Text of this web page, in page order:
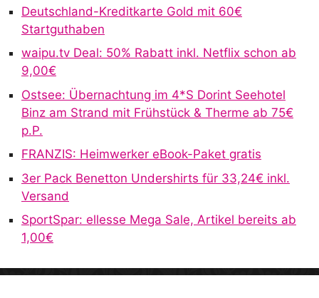
n
t
Deutschland-Kreditkarte Gold mit 60€
Startguthaben
waipu.tv Deal: 50% Rabatt inkl. Netflix schon ab
9,00€
Ostsee: Übernachtung im 4*S Dorint Seehotel
Binz am Strand mit Frühstück & Therme ab 75€
p.P.
FRANZIS: Heimwerker eBook-Paket gratis
3er Pack Benetton Undershirts für 33,24€ inkl.
Versand
SportSpar: ellesse Mega Sale, Artikel bereits ab
1,00€